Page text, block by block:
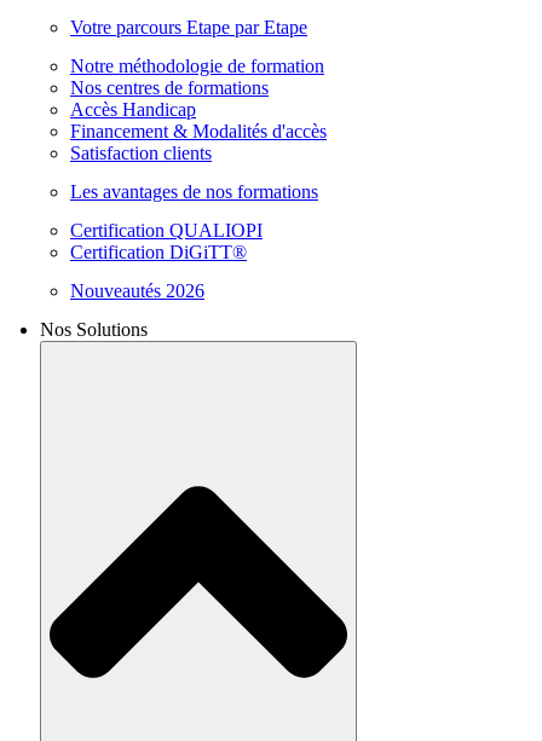
Votre parcours Etape par Etape
Notre méthodologie de formation
Nos centres de formations
Accès Handicap
Financement & Modalités d'accès
Satisfaction clients
Les avantages de nos formations
Certification QUALIOPI
Certification DiGiTT®
Nouveautés 2026
Nos Solutions